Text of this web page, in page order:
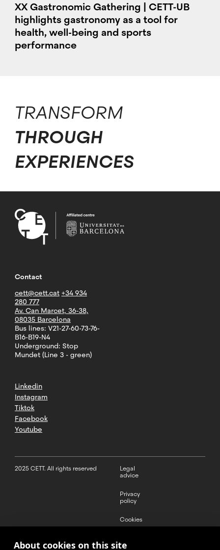
XX Gastronomic Gathering | CETT-UB
highlights gastronomy as a tool for
health, well-being and sports
performance
TRANSFORM
THROUGH
EXPERIENCES
Contact
cett@cett.cat +34 934
280 777
Av. Can Marcet, 36-38,
08035 Barcelona
Bus lines: V21-27-60-73-76-
B16-B19-N4
Underground: Stop
Mundet (Line 3 - green)
Linkedin
Instagram
Tiktok
Facebook
Youtube
2025 CETT. All rights reserved
Legal
advice
Privacy
policy
Cookies
channel
About cookies on this site